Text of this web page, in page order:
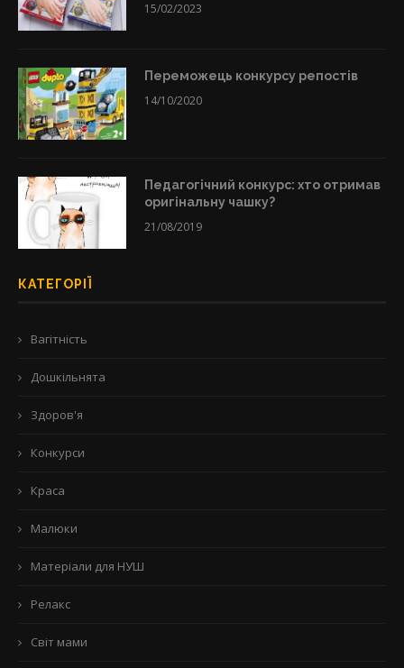
15/02/2023
Переможець конкурсу репостів
14/10/2020
Педагогічний конкурс: хто отримав
оригінальну чашку?
21/08/2019
КАТЕГОРІЇ
Вагітність
Дошкільнята
Здоров'я
Конкурси
Краса
Малюки
Матеріали для НУШ
Релакс
Світ мами